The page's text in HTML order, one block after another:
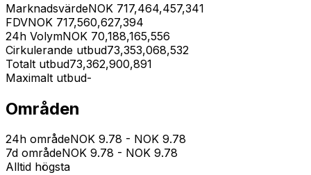
MarknadsvärdeNOK 717,464,457,341
FDVNOK 717,560,627,394
24h VolymNOK 70,188,165,556
Cirkulerande utbud73,353,068,532
Totalt utbud73,362,900,891
Maximalt utbud-
Områden
24h områdeNOK 9.78 - NOK 9.78
7d områdeNOK 9.78 - NOK 9.78
Alltid högsta